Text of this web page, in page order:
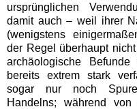
ursprünglichen
damit auch – weil ihrer
(wenigstens
der Regel überhaupt
archäologische
bereits extrem stark
sogar nur noch
Handelns; während